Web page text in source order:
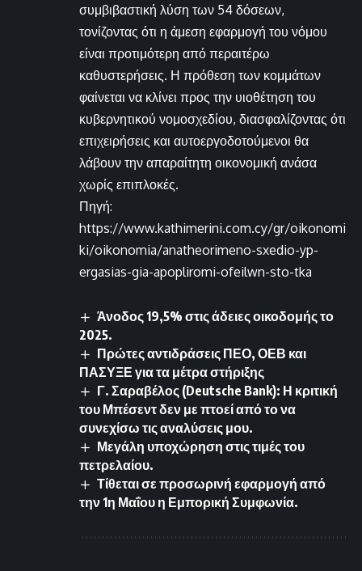
συμβιβαστική λύση των 54 δόσεων,
τονίζοντας ότι η άμεση εφαρμογή του νόμου
είναι προτιμότερη από περαιτέρω
καθυστερήσεις. Η πρόθεση των κομμάτων
φαίνεται να κλίνει προς την υιοθέτηση του
κυβερνητικού νομοσχεδίου, διασφαλίζοντας ότι
επιχειρήσεις και αυτοεργοδοτούμενοι θα
λάβουν την απαραίτητη οικονομική ανάσα
χωρίς επιπλοκές.
Πηγή:
https://www.kathimerini.com.cy/gr/oikonomi
ki/oikonomia/anatheorimeno-sxedio-yp-
ergasias-gia-apopliromi-ofeilwn-sto-tka
Άνοδος 19,5% στις άδειες οικοδομής το
2025.
Πρώτες αντιδράσεις ΠΕΟ, ΟΕΒ και
ΠΑΣΥΞΕ για τα μέτρα στήριξης
Γ. Σαραβέλος (Deutsche Bank): Η κριτική
του Μπέσεντ δεν με πτοεί από το να
συνεχίσω τις αναλύσεις μου.
Μεγάλη υποχώρηση στις τιμές του
πετρελαίου.
Τίθεται σε προσωρινή εφαρμογή από
την 1η Μαΐου η Εμπορική Συμφωνία.